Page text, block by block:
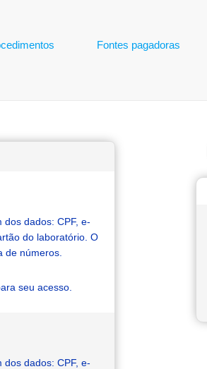
Fontes pagadoras
dados: CPF, e-
do laboratório. O
de números.
seu acesso.
dados: CPF, e-